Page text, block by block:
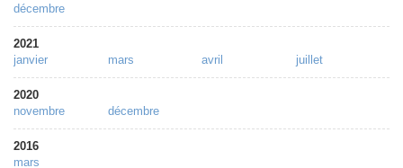
décembre
2021
janvier
mars avril juillet
2020
novembre
décembre
2016
mars